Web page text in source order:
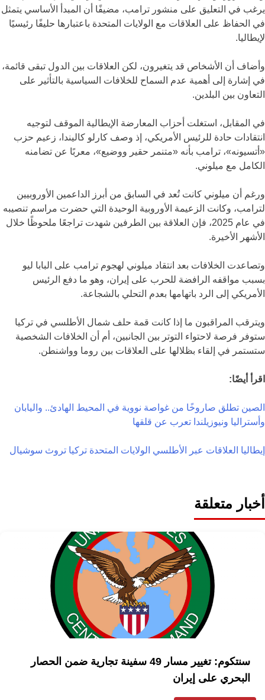
يرغب في التعليق على منشور ترامب، مضيفًا أن المبدأ الأساسي يتمثل
في الحفاظ على العلاقات مع الولايات المتحدة باعتبارها حليفًا رئيسيًا
لإيطاليا.
وأضاف أن الأشخاص قد يتغيرون، لكن العلاقات بين الدول تبقى قائمة،
في إشارة إلى أهمية عدم السماح للخلافات السياسية بالتأثير على
التعاون بين البلدين.
في المقابل، استغلت أحزاب المعارضة الإيطالية الموقف لتوجيه
انتقادات حادة للرئيس الأمريكي، إذ وصف كارلو كاليندا، زعيم حزب
«أتسيونه»، ترامب بأنه «متنمر حقير ووضيع»، معربًا عن تضامنه
الكامل مع ميلوني.
ورغم أن ميلوني كانت تُعد في السابق من أبرز الداعمين الأوروبيين
لترامب، وكانت الزعيمة الأوروبية الوحيدة التي حضرت مراسم تنصيبه
في عام 2025، فإن العلاقة بين الطرفين شهدت تراجعًا ملحوظًا خلال
الأشهر الأخيرة.
وتصاعدت الخلافات بعد انتقاد ميلوني لهجوم ترامب على البابا ليو
بسبب مواقفه الرافضة للحرب على إيران، وهو ما دفع الرئيس
الأمريكي إلى الرد باتهامها بعدم التحلي بالشجاعة.
ويترقب المراقبون ما إذا كانت قمة حلف شمال الأطلسي في تركيا
ستوفر فرصة لاحتواء التوتر بين الجانبين، أم أن الخلافات الشخصية
ستستمر في إلقاء بظلالها على العلاقات بين روما وواشنطن.
اقرأ أيضًا:
الصين تطلق صاروخًا من غواصة نووية في المحيط الهادئ.. واليابان
وأستراليا ونيوزيلندا تعرب عن قلقها
إيطاليا العلاقات عبر الأطلسي الولايات المتحدة تركيا تروث سوشيال
أخبار متعلقة
سنتكوم: تغيير مسار 49 سفينة تجارية ضمن الحصار
البحري على إيران